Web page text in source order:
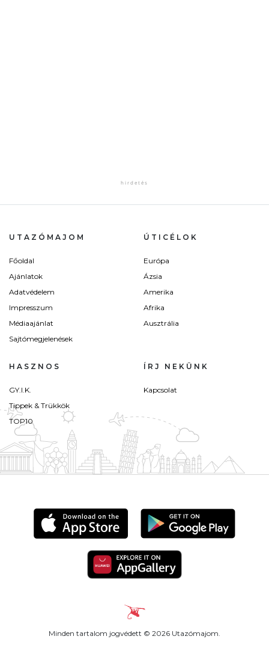
UTAZÓMAJOM
Főoldal
Ajánlatok
Adatvédelem
Impresszum
Médiaajánlat
Sajtómegjelenések
ÚTICÉLOK
Európa
Ázsia
Amerika
Afrika
Ausztrália
HASZNOS
GY.I.K.
Tippek & Trükkök
TOP10
ÍRJ NEKÜNK
Kapcsolat
Minden tartalom jogvédett © 2026 Utazómajom.